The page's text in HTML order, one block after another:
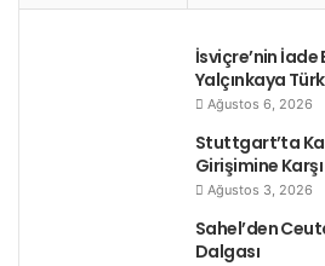
(@kc_eenyax)
İsviçre’nin
Yalçınkaya
Ağustos 6, 2026
Stuttgart’ta
Girişimine
Ağustos 3, 2026
Sahel’den
Dalgası